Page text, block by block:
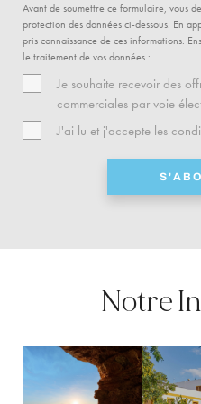
Avant de soumettre ce formulaire, vous
protection des données ci-dessous. En
pris connaissance de ces informations.
le traitement de vos données :
Je souhaite recevoir des
commerciales par voie
J'ai lu et j'accepte les
Notre